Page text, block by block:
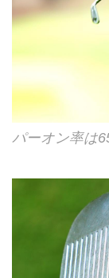
パーオン率は